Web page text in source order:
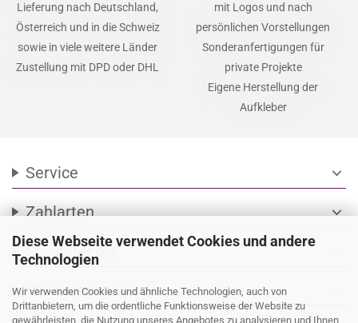
Diese Webseite verwendet Cookies und andere
Technologien
Wir verwenden Cookies und ähnliche Technologien, auch von
Drittanbietern, um die ordentliche Funktionsweise der Website zu
gewährleisten, die Nutzung unseres Angebotes zu analysieren und Ihnen
Lieferung nach Deutschland,
Österreich und in die Schweiz
sowie in viele weitere Länder
Zustellung mit DPD oder DHL
mit Logos und nach
persönlichen Vorstellungen
Sonderanfertigungen für
private Projekte
Eigene Herstellung der
Aufkleber
Service expand_more
Zahlarten expand_more
Social Media
Wir versenden mit